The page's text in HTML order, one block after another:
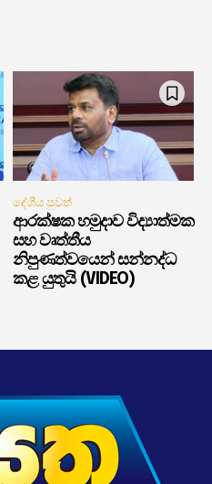
දේශීය පුවත්
ආරක්ෂක හමුදාව විද්‍යාත්මක
සහ වෘත්තීය
නිපුණත්වයෙන් සන්නද්ධ
කළ යුතුයි (VIDEO)